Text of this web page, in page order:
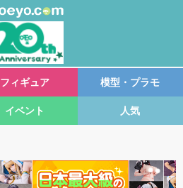
フィギュア 模型・プラモ
イベント 人気